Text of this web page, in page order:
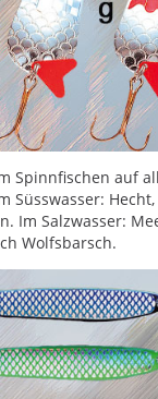
Spinnfischen auf
Süsswasser:
Im Salzwasser:
Wolfsbarsch.